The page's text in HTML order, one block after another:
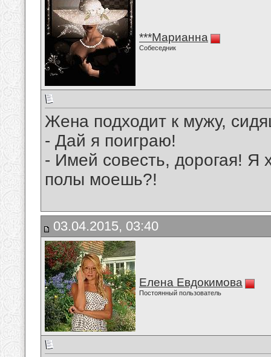
***Марианна
Собеседник
Жена подходит к мужу,
- Дай я поиграю!
- Имей совесть, дорогая! Я
полы моешь?!
03.04.2015, 03:40
Елена Евдокимова
Постоянный пользователь